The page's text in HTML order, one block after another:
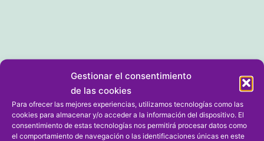
Gestionar el consentimiento
de las cookies
Para ofrecer las mejores experiencias, utilizamos tecnologías como las
cookies para almacenar y/o acceder a la información del dispositivo. El
consentimiento de estas tecnologías nos permitirá procesar datos como
el comportamiento de navegación o las identificaciones únicas en este
Dejar un comentario
Tu dirección de correo electrónico no será publicada.
Los campos obligatorios están marcados con*